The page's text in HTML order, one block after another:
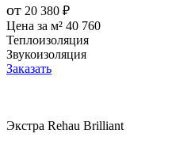
от 20 380 ₽
Цена за м² 40 760
Теплоизоляция
Звукоизоляция
Заказать
Экстра Rehau Brilliant